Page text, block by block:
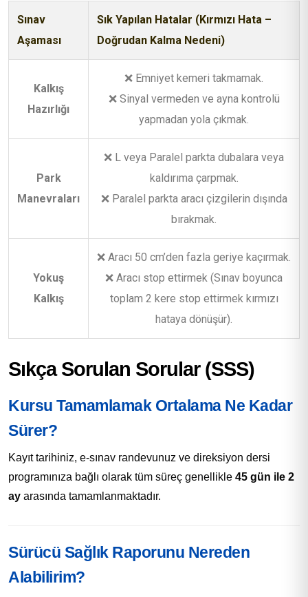
Sınav
Aşaması
Sık Yapılan Hatalar (Kırmızı Hata –
Doğrudan Kalma Nedeni)
Kalkış
Hazırlığı
❌ Emniyet kemeri takmamak.
❌ Sinyal vermeden ve ayna kontrolü
yapmadan yola çıkmak.
Park
Manevraları
❌ L veya Paralel parkta dubalara veya
kaldırıma çarpmak.
❌ Paralel parkta aracı çizgilerin dışında
bırakmak.
Yokuş
Kalkış
❌ Aracı 50 cm’den fazla geriye kaçırmak.
❌ Aracı stop ettirmek (Sınav boyunca
toplam 2 kere stop ettirmek kırmızı
hataya dönüşür).
Sıkça Sorulan Sorular (SSS)
Kursu Tamamlamak Ortalama Ne Kadar
Sürer?
Kayıt tarihiniz, e-sınav randevunuz ve direksiyon dersi
programınıza bağlı olarak tüm süreç genellikle 45 gün ile 2
ay arasında tamamlanmaktadır.
Sürücü Sağlık Raporunu Nereden
Alabilirim?